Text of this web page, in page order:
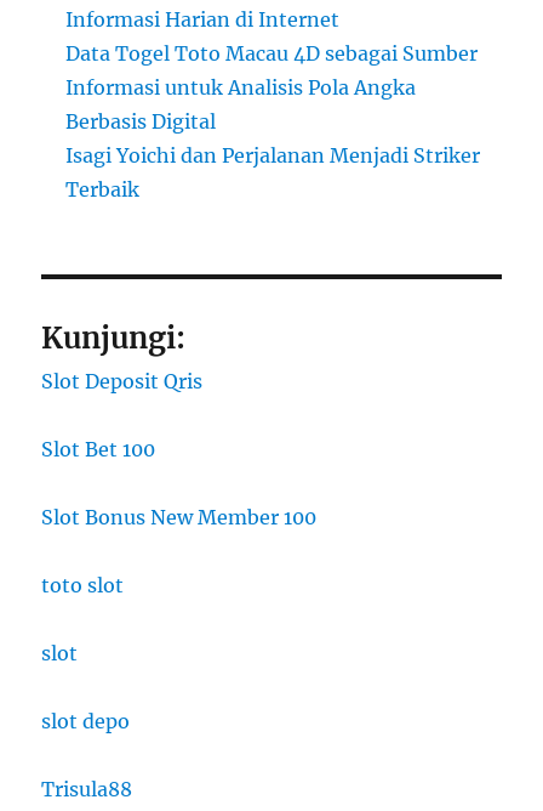
Informasi Harian di Internet
Data Togel Toto Macau 4D sebagai Sumber
Informasi untuk Analisis Pola Angka
Berbasis Digital
Isagi Yoichi dan Perjalanan Menjadi Striker
Terbaik
Kunjungi:
Slot Deposit Qris
Slot Bet 100
Slot Bonus New Member 100
toto slot
slot
slot depo
Trisula88